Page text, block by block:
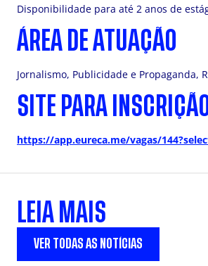
Disponibilidade para até 2 anos de
ÁREA DE ATUAÇÃO
Jornalismo, Publicidade e Propaganda,
SITE PARA
https://app.eureca.me/vagas/
LEIA MAIS
VER TODAS AS NOTÍCIAS